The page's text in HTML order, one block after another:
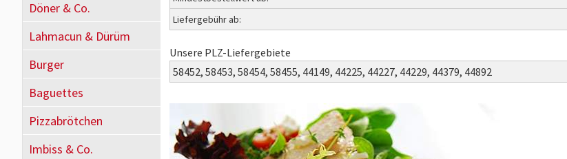
Döner & Co.
Lahmacun & Dürüm
Burger
Baguettes
Pizzabrötchen
Imbiss & Co.
Liefergebühr ab:
Unsere PLZ-Liefergebiete
58452, 58453, 58454, 58455, 44149, 44225, 44227, 44229, 44379, 44892